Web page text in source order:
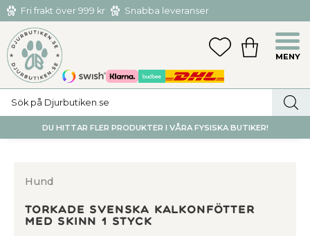
Meny
Fri frakt över 999 kr
Snabba leveranser
Hämta och returnera i butiken i Tumba eller Huddinge C
FAVORITER
KUNDVAGN
DU HITTAR FLER PRODUKTER I VÅRA FYSISKA BUTIKER!
Hund
Torkade Svenska Kalkonfötter
med skinn 1 styck